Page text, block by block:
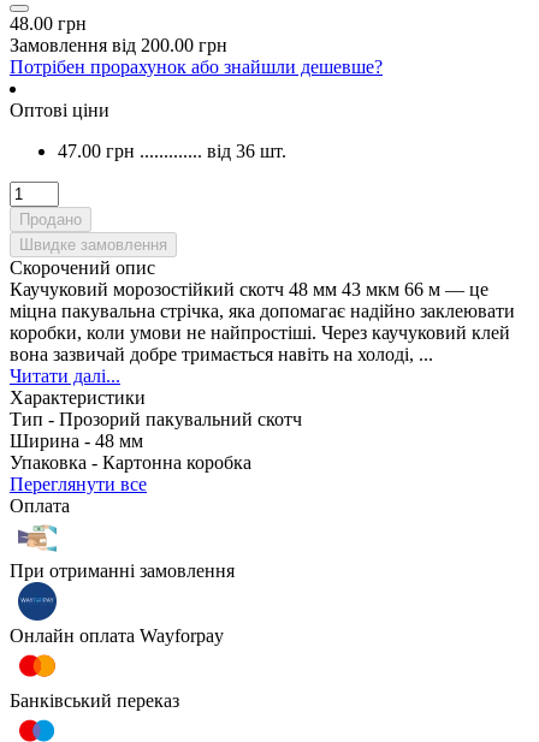
48.00 грн
Замовлення від 200.00 грн
Потрібен прорахунок або знайшли дешевше?
Оптові ціни
47.00 грн ............. від 36 шт.
Продано
Швидке замовлення
Скорочений опис
Каучуковий морозостійкий скотч 48 мм 43 мкм 66 м — це
міцна пакувальна стрічка, яка допомагає надійно заклеювати
коробки, коли умови не найпростіші. Через каучуковий клей
вона зазвичай добре тримається навіть на холоді, ...
Читати далі...
Характеристики
Тип - Прозорий пакувальний скотч
Ширина - 48 мм
Упаковка - Картонна коробка
Переглянути все
Оплата
При отриманні замовлення
Онлайн оплата Wayforpay
Банківський переказ